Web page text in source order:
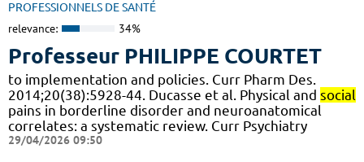
PROFESSIONNELS DE SANTÉ
relevance: 34%
Professeur PHILIPPE COURTET
to implementation and policies. Curr Pharm Des.
2014;20(38):5928-44. Ducasse et al. Physical and social
pains in borderline disorder and neuroanatomical
correlates: a systematic review. Curr Psychiatry
29/04/2026 09:50